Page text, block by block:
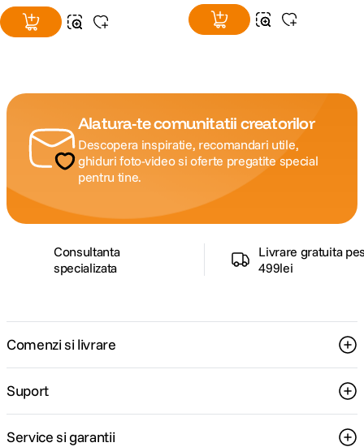
Alatura-te comunitatii creatorilor
Descopera inspiratie, recomandari utile,
ghiduri foto-video si oferte pregatite special
pentru tine.
Consultanta
specializata
Livrare gratuita
499lei
Comenzi si livrare
Suport
Service si garantii